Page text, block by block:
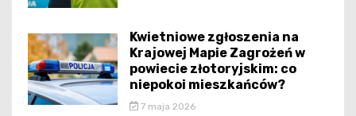
Kwietniowe zgłoszenia na
Krajowej Mapie Zagrożeń w
powiecie złotoryjskim: co
niepokoi mieszkańców?
7 maja 2026